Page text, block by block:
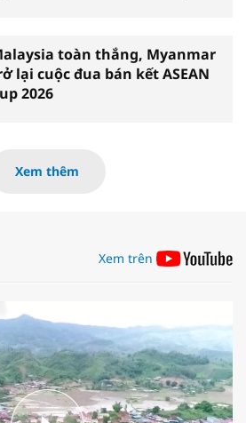
toàn thắng, Myanmar
lại cuộc đua bán kết ASEAN
2026
Xem thêm
Xem trên